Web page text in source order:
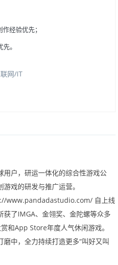
经验优先；
。
网/IT
用户，研运一体化的综合性游戏公
戏的研发与推广运营。
www.pandadastudio.com/ 自上线
获了IMGA、金翎奖、金陀螺等众多
和AppStore年度人气休闲游戏。
磨中，全力持续打造更多“叫好又叫